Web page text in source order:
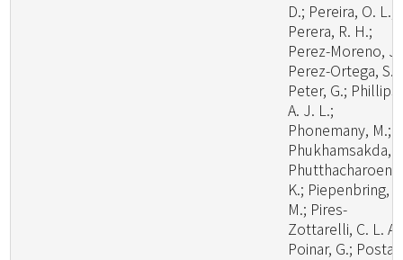
D.; Pereira, O. L.;
Perera, R. H.;
Perez-Moreno,
Perez-Ortega, S.;
Peter, G.; Phillips,
A. J. L.;
Phonemany, M.;
Phukhamsakda,
Phutthacharoen,
K.; Piepenbring,
M.; Pires-
Zottarelli, C. L. A.;
Poinar, G.; Posta,